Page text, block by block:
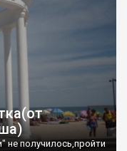
не получилось,пройти